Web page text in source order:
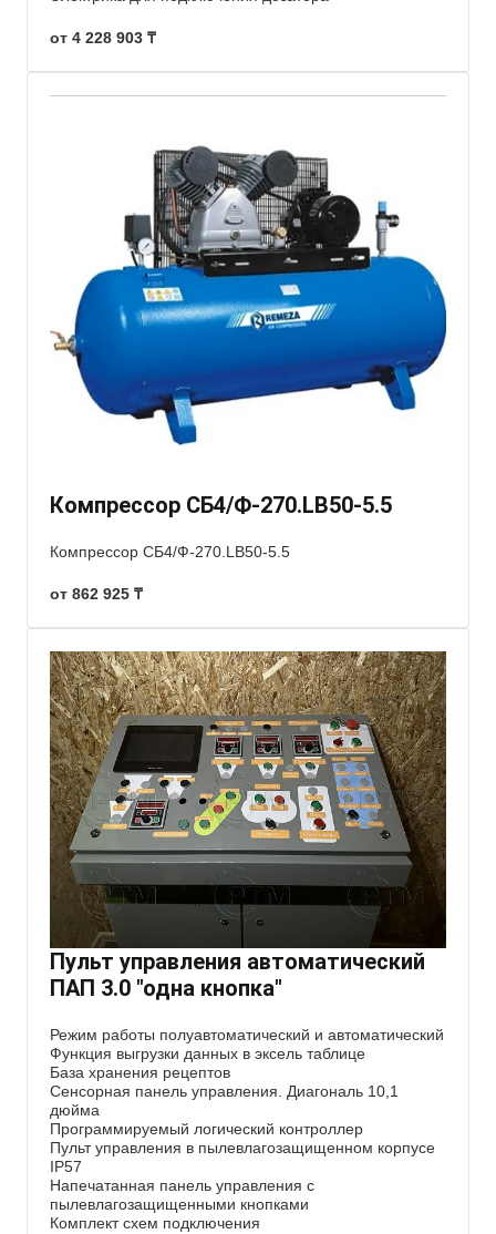
от 4 228 903 ₸
Компрессор СБ4/Ф-270.LB50-5.5
Компрессор СБ4/Ф-270.LB50-5.5
от 862 925 ₸
Пульт управления автоматический
ПАП 3.0 "одна кнопка"
Режим работы полуавтоматический и автоматический
Функция выгрузки данных в эксель таблице
База хранения рецептов
Сенсорная панель управления. Диагональ 10,1
дюйма
Программируемый логический контроллер
Пульт управления в пылевлагозащищенном корпусе
IP57
Напечатанная панель управления с
пылевлагозащищенными кнопками
Комплект схем подключения